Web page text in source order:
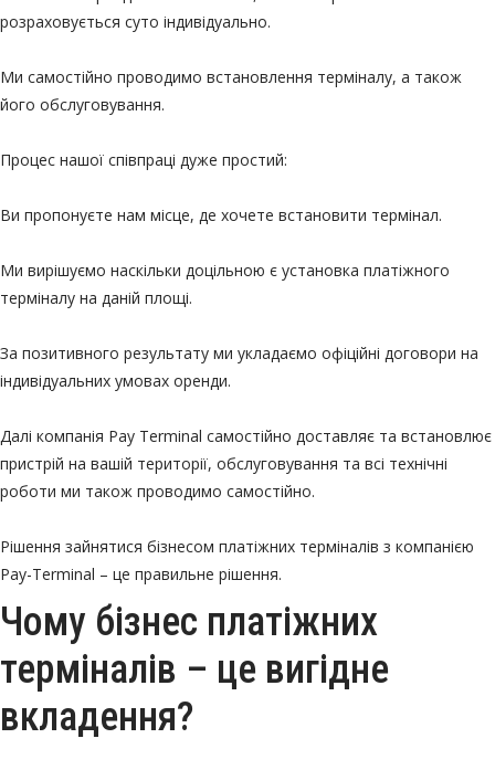
розраховується суто індивідуально.
Ми самостійно проводимо встановлення терміналу, а також
його обслуговування.
Процес нашої співпраці дуже простий:
Ви пропонуєте нам місце, де хочете встановити термінал.
Ми вирішуємо наскільки доцільною є установка платіжного
терміналу на даній площі.
За позитивного результату ми укладаємо офіційні договори на
індивідуальних умовах оренди.
Далі компанія Pay Terminal самостійно доставляє та встановлює
пристрій на вашій території, обслуговування та всі технічні
роботи ми також проводимо самостійно.
Рішення зайнятися бізнесом платіжних терміналів з компанією
Pay-Terminal – це правильне рішення.
Чому бізнес платіжних
терміналів – це вигідне
вкладення?